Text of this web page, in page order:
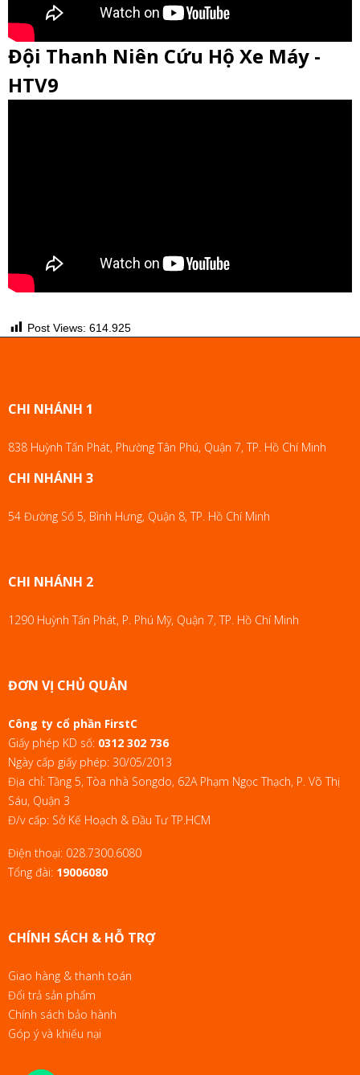
Đội Thanh Niên Cứu Hộ Xe Máy -
HTV9
Post Views: 614.925
CHI NHÁNH 1
838 Huỳnh Tấn Phát, Phường Tân Phú, Quận 7, TP. Hồ Chí Minh
CHI NHÁNH 3
54 Đường Số 5, Bình Hưng, Quận 8, TP. Hồ Chí Minh
CHI NHÁNH 2
1290 Huỳnh Tấn Phát, P. Phú Mỹ, Quận 7, TP. Hồ Chí Minh
ĐƠN VỊ CHỦ QUẢN
Công ty cổ phần FirstC
Giấy phép KD số: 0312 302 736
Ngày cấp giấy phép: 30/05/2013
Địa chỉ: Tầng 5, Tòa nhà Songdo, 62A Phạm Ngọc Thạch, P. Võ Thị
Sáu, Quận 3
Đ/v cấp: Sở Kế Hoạch & Đầu Tư TP.HCM
Điện thoại: 028.7300.6080
Tổng đài: 19006080
CHÍNH SÁCH & HỖ TRỢ
Giao hàng & thanh toán
Đổi trả sản phẩm
Chính sách bảo hành
Góp ý và khiếu nại